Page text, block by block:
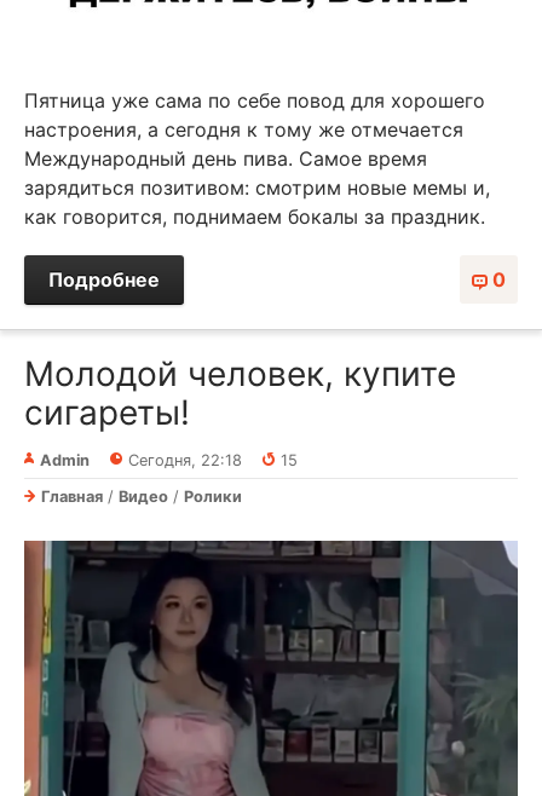
Пятница уже сама по себе повод для хорошего
настроения, а сегодня к тому же отмечается
Международный день пива. Самое время
зарядиться позитивом: смотрим новые мемы и,
как говорится, поднимаем бокалы за праздник.
0
Подробнее
Молодой человек, купите
сигареты!⁠⁠
Admin Сегодня, 22:18
15
Главная / Видео / Ролики